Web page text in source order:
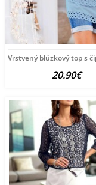
Vrstvený blúzkový top s
20.90€